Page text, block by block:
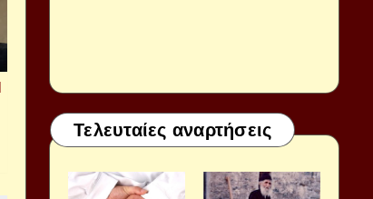
Τελευταίες αναρτήσεις